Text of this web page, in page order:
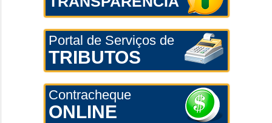
Portal de Serviços de
TRIBUTOS
Contracheque
ONLINE